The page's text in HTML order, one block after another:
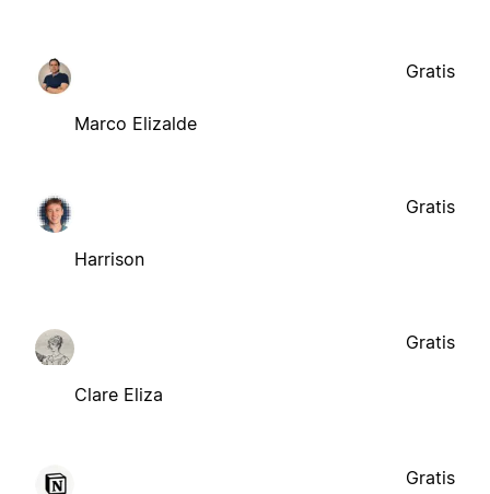
Marco Elizalde
Gratis
Harrison
Gratis
Clare Eliza
Gratis
Gratis